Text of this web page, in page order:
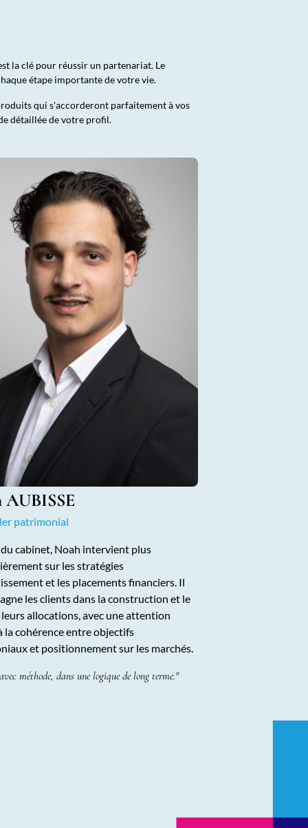
la clé pour réussir un partenariat. Le
étape importante de votre vie.
qui s'accorderont parfaitement à vos
détaillée de votre profil.
AUBISSE
patrimonial
cabinet, Noah intervient plus
sur les stratégies
et les placements financiers. Il
les clients dans la construction et le
allocations, avec une attention
la cohérence entre objectifs
et positionnement sur les marchés.
méthode, dans une logique de long terme."